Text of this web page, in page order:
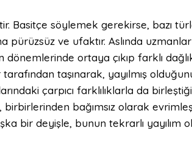
Basitçe söylemek gerekirse, bazı
ve ufaktır. Aslında
ortaya çıkıp farklı
taşınarak, yayılmış
çarpıcı farklılıklarla da
bağımsız olarak
bir deyişle, bunun tekrarlı yayılım